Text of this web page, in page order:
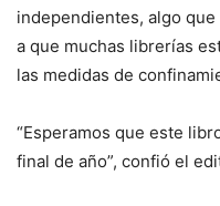
independientes, algo
a que muchas librerías
las medidas de
“Esperamos que este
final de año”, confió el